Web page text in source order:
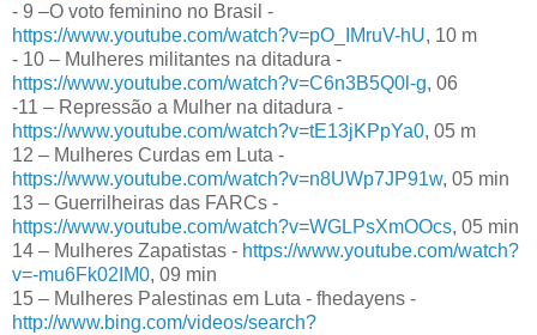
- 9 –O voto feminino no Brasil -
https://www.youtube.com/watch?v=pO_IMruV-hU, 10 m
- 10 – Mulheres militantes na ditadura -
https://www.youtube.com/watch?v=C6n3B5Q0l-g, 06
-11 – Repressão a Mulher na ditadura -
https://www.youtube.com/watch?v=tE13jKPpYa0, 05 m
12 – Mulheres Curdas em Luta -
https://www.youtube.com/watch?v=n8UWp7JP91w, 05 min
13 – Guerrilheiras das FARCs -
https://www.youtube.com/watch?v=WGLPsXmOOcs, 05 min
14 – Mulheres Zapatistas - https://www.youtube.com/watch?
v=-mu6Fk02IM0, 09 min
15 – Mulheres Palestinas em Luta - fhedayens -
http://www.bing.com/videos/search?